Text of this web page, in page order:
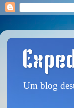
Um blog